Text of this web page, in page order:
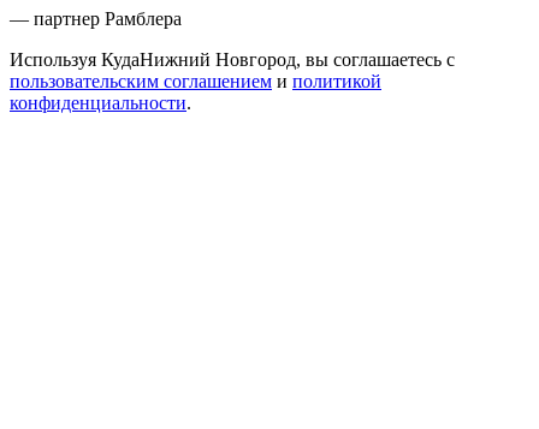
— партнер Рамблера
Используя КудаНижний Новгород, вы соглашаетесь с
пользовательским соглашением и политикой
конфиденциальности.